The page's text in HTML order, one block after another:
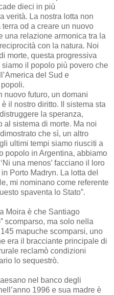
dieci in più
verità. La nostra lotta non
od a creare un nuovo
una relazione armonica tra la
con la natura. Noi
morte, questa progressiva
il popolo più povero che
del Sud e
nuovo futuro, un domani
il nostro diritto. Il sistema sta
la speranza,
al sistema di morte. Ma noi
che sì, un altro
ultimi tempi siamo riusciti a
popolo in Argentina, abbiamo
una menos’ facciano il loro
Porto Madryn. La lotta del
mi nominano come referente
spaventa lo Stato”.
Moira è che Santiago
scomparso, ma solo nella
mapuche scomparsi, uno
era il bracciante principale di
reclamò condizioni
lo sequestrò.
nel banco degli
1996 e sua madre è